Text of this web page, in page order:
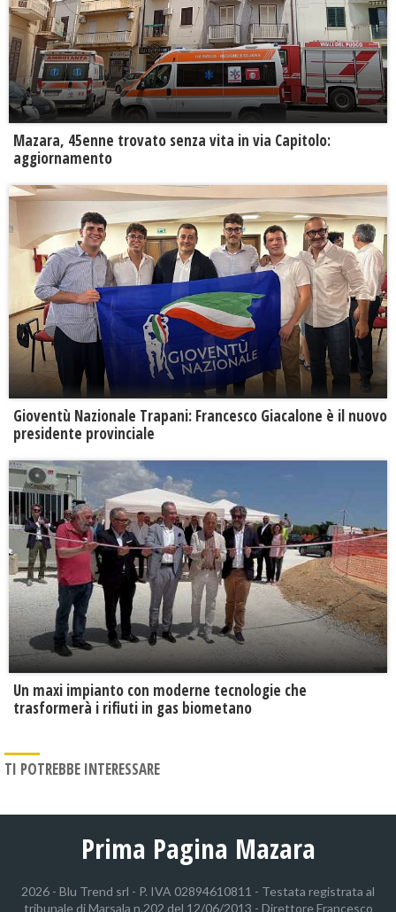
Mazara, 45enne trovato senza vita in via Capitolo:
aggiornamento
Gioventù Nazionale Trapani: Francesco Giacalone è il nuovo
presidente provinciale
Un maxi impianto con moderne tecnologie che
trasformerà i rifiuti in gas biometano
TI POTREBBE INTERESSARE
Prima Pagina Mazara
2026 - Blu Trend srl - P. IVA 02894610811 - Testata registrata al
tribunale di Marsala n.202 del 12/06/2013 - Direttore Francesco